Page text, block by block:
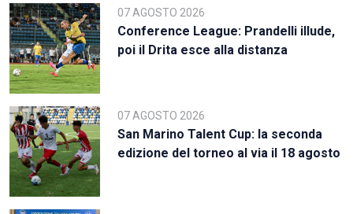
07 AGOSTO 2026
Conference League: Prandelli illude,
poi il Drita esce alla distanza
07 AGOSTO 2026
San Marino Talent Cup: la seconda
edizione del torneo al via il 18 agosto